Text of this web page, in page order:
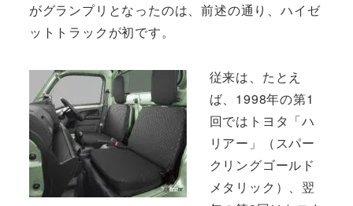
がグランプリとなったのは、前述の通り、ハイゼ
ットトラックが初です。
従来は、たとえ
ば、1998年の第1
回ではトヨタ「ハ
リアー」（スパー
クリングゴールド
メタリック）、翌